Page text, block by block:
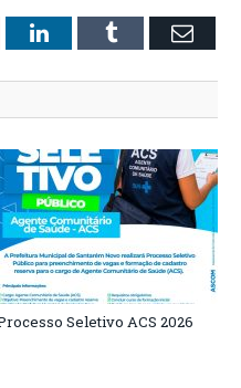
LinkedInTumblr Email
Seletivo ACS 2026